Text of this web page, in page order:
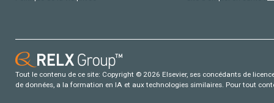
Tout le contenu de ce site: Copyright © 2026 Elsevier, ses concédants de
de données, a la formation en IA et aux technologies similaires. Pour tout